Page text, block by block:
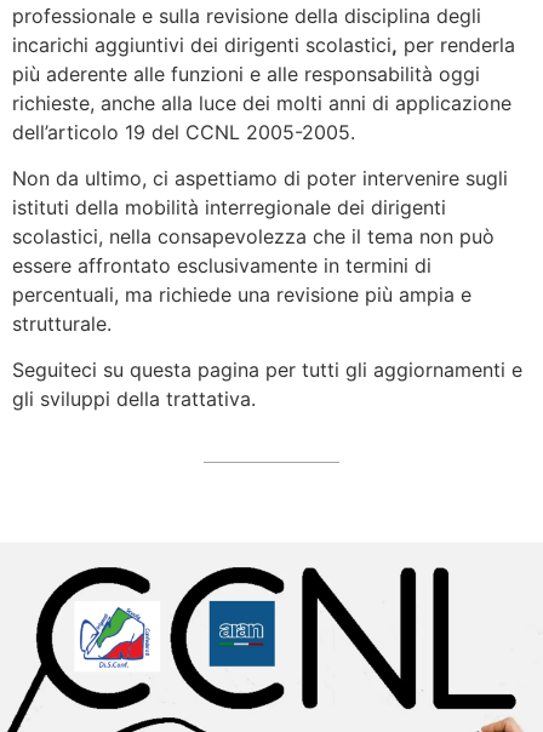
professionale e sulla revisione della disciplina degli
incarichi aggiuntivi dei dirigenti scolastici, per renderla
più aderente alle funzioni e alle responsabilità oggi
richieste, anche alla luce dei molti anni di applicazione
dell’articolo 19 del CCNL 2005-2005.
Non da ultimo, ci aspettiamo di poter intervenire sugli
istituti della mobilità interregionale dei dirigenti
scolastici, nella consapevolezza che il tema non può
essere affrontato esclusivamente in termini di
percentuali, ma richiede una revisione più ampia e
strutturale.
Seguiteci su questa pagina per tutti gli aggiornamenti e
gli sviluppi della trattativa.